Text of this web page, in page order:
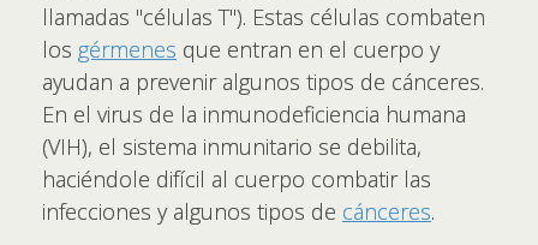
llamadas "células T"). Estas células combaten
los gérmenes que entran en el cuerpo y
ayudan a prevenir algunos tipos de cánceres.
En el virus de la inmunodeficiencia humana
(VIH), el sistema inmunitario se debilita,
haciéndole difícil al cuerpo combatir las
infecciones y algunos tipos de cánceres.